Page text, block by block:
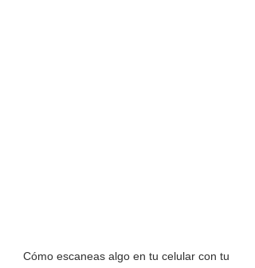
Cómo escaneas algo en tu celular con tu